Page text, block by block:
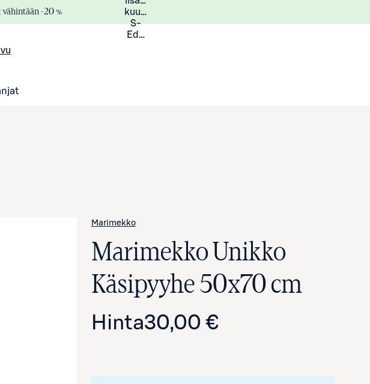
–20 %
kuukauden
S-
Eduista
Marimekko
Marimekko Unikko
Käsipyyhe 50x70 cm
Hinta30,00 €